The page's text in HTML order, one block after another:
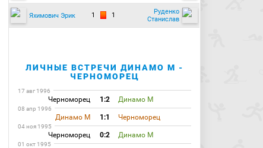
Яхимович Эрик 1 1
Руденко
Станислав
ЛИЧНЫЕ ВСТРЕЧИ ДИНАМО М -
ЧЕРНОМОРЕЦ
17 авг 1996
Черноморец 1:2 Динамо М
08 апр 1996
Динамо М 1:1 Черноморец
04 ноя 1995
Черноморец 0:2 Динамо М
01 окт 1995